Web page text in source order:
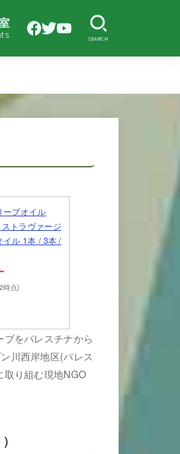
SEARCH
ーブオイル
ストラヴァージ
イル 1本 / 3本 /
点)
をパレスチナから
川西岸地区(パレス
取り組む現地NGO